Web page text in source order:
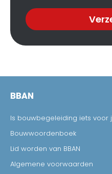
BBAN
Is bouwbegeleiding iets voor
Bouwwoordenboek
Lid worden van BBAN
Algemene voorwaarden